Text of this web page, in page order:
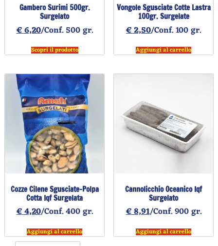
Gambero Surimi 500gr.
Surgelato
€6,20/Conf. 500 gr.
Scopri il prodotto
Vongole Sgusciate Cotte Lastra
100gr. Surgelate
€2,50/Conf. 100 gr.
Aggiungi al carrello
Cozze Cilene Sgusciate-Polpa
Cotta Iqf Surgelata
€4,20/Conf. 400 gr.
Aggiungi al carrello
Cannolicchio Oceanico Iqf
Surgelato
€8,91/Conf. 900 gr.
Aggiungi al carrello